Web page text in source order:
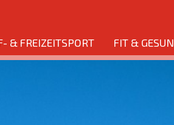
& FREIZEITSPORT FIT &